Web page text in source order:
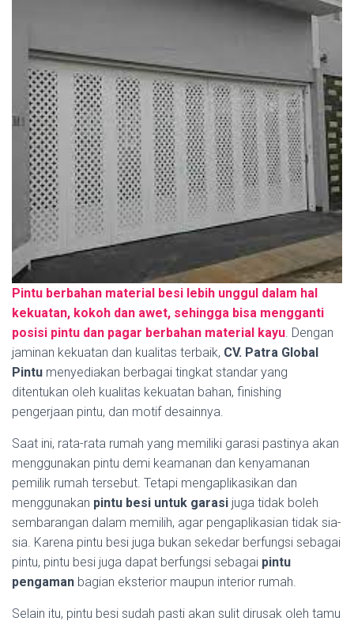
Pintu berbahan material besi lebih unggul dalam hal
kekuatan, kokoh dan awet, sehingga bisa mengganti
posisi pintu dan pagar berbahan material kayu. Dengan
jaminan kekuatan dan kualitas terbaik, CV. Patra Global
Pintu menyediakan berbagai tingkat standar yang
ditentukan oleh kualitas kekuatan bahan, finishing
pengerjaan pintu, dan motif desainnya.
Saat ini, rata-rata rumah yang memiliki garasi pastinya akan
menggunakan pintu demi keamanan dan kenyamanan
pemilik rumah tersebut. Tetapi mengaplikasikan dan
menggunakan pintu besi untuk garasi juga tidak boleh
sembarangan dalam memilih, agar pengaplikasian tidak sia-
sia. Karena pintu besi juga bukan sekedar berfungsi sebagai
pintu, pintu besi juga dapat berfungsi sebagai pintu
pengaman bagian eksterior maupun interior rumah.
Selain itu, pintu besi sudah pasti akan sulit dirusak oleh tamu